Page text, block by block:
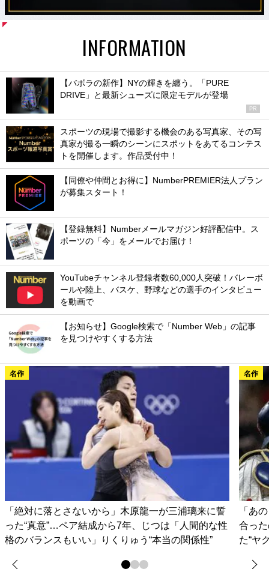
INFORMATION
【バボラの新作】NYの輝きを纏う。「PURE
DRIVE」と最新シューズに限定モデルが登場
PR
スポーツの現場で撮影する機会のある写真家、その写
真家が撮る一瞬のシーンにスポットをあてるコンテス
トを開催します。作品受付中！
【同僚や仲間とお得に】NumberPREMIER法人プラン
が募集スタート！
【登録無料】Numberメールマガジン好評配信中。ス
ポーツの「今」をメールでお届け！
YouTubeチャンネル登録者数60,000人突破！バレーボ
ールや陸上、バスケ、野球などの選手のインタビュー
を動画で
【お知らせ】Google検索で「Number Web」の記事
を見つけやすくする方法
名作
「絶対に落とさないから」木原龍一が三浦璃来に誓
った“真意”…ペア結成から7年、じつは「人間的な性
格のバランスもいい」りくりゅう“本当の関係性”
名作
「あ
合っ
た“ヤ